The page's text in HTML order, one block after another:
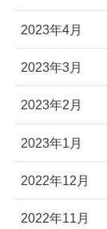
2023年4月
2023年3月
2023年2月
2023年1月
2022年12月
2022年11月